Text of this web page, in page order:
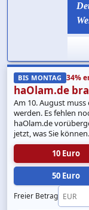
BIS MONTAG 34%
haOlam.de
Am 10. August
werden. Es fehlen
haOlam.de
jetzt, was Sie können.
10 Euro
50 Euro
Freier Betrag